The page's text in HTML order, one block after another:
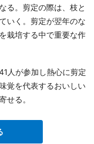
る。剪定の際は、枝と
いく。剪定が翌年のな
栽培する中で重要な作
人が参加し熱心に剪定
覚を代表するおいしい
せる。